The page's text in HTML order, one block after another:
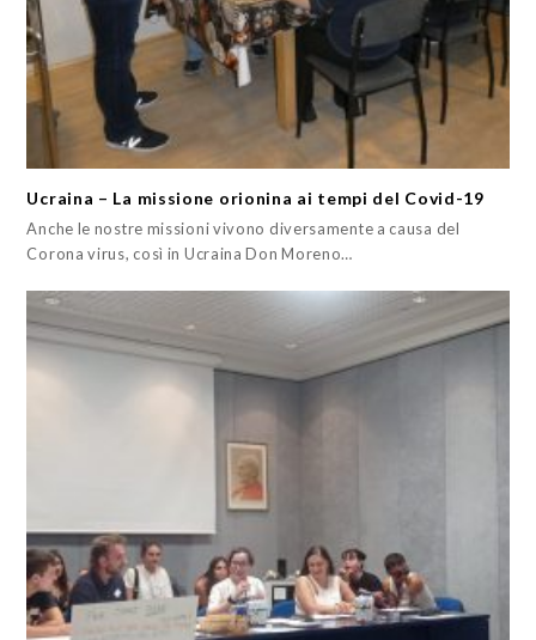
Ucraina – La missione orionina ai tempi del Covid-19
Anche le nostre missioni vivono diversamente a causa del
Corona virus, così in Ucraina Don Moreno…